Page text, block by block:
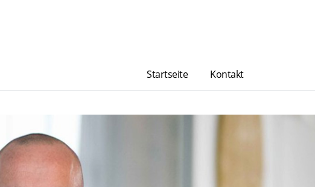
Startseite Kontakt